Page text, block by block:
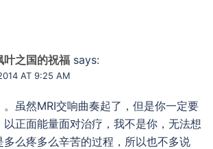
叶之国的祝福 says:
AT 9:25 AM
。虽然MRI交响曲奏起了，但是你一定要
以正面能量面对治疗，我不是你，无法想
多么疼多么辛苦的过程，所以也不多说